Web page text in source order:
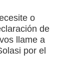
o
de
llame a
por el